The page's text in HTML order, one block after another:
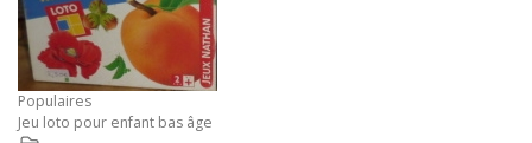
Populaires
Jeu loto pour enfant bas âge